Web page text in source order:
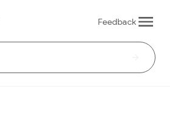
Feedback